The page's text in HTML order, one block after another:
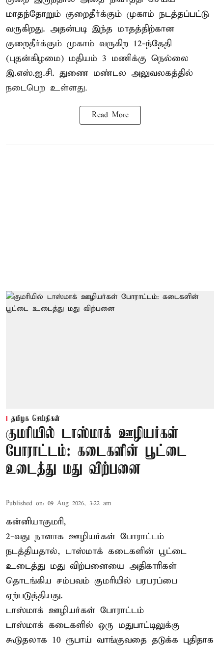
மாதந்தோறும் குறைதீர்க்கும் முகாம் நடத்தப்பட்டு
வருகிறது. அதன்படி இந்த மாதத்திற்கான
குறைதீர்க்கும் முகாம் வருகிற 12-ந்தேதி
(புதன்கிழமை) மதியம் 3 மணிக்கு நெல்லை
இ.எஸ்.ஐ.சி. துணை மண்டல அலுவலகத்தில்
நடைபெற உள்ளது.
Read More
தமிழக செய்திகள்
குமரியில் டாஸ்மாக் ஊழியர்கள்
போராட்டம்: கடைகளின் பூட்டை
உடைத்து மது விற்பனை
Published on: 09 Aug 2026, 3:22 am
கன்னியாகுமரி,
2-வது நாளாக ஊழியர்கள் போராட்டம்
நடத்தியதால், டாஸ்மாக் கடைகளின் பூட்டை
உடைத்து மது விற்பனையை அதிகாரிகள்
தொடங்கிய சம்பவம் குமரியில் பரபரப்பை
ஏற்படுத்தியது.
டாஸ்மாக் ஊழியர்கள் போராட்டம்
டாஸ்மாக் கடைகளில் ஒரு மதுபாட்டிலுக்கு
கூடுதலாக 10 ரூபாய் வாங்குவதை தடுக்க புதிதாக